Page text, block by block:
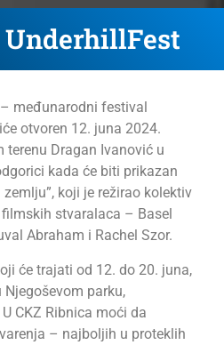
međunarodni festival
otvoren 12. juna 2024.
terenu Dragan Ivanović u
kada će biti prikazan
koji je režirao kolektiv
stvaralaca – Basel
Abraham i Rachel Szor.
će trajati od 12. do 20. juna,
parku,
CKZ Ribnica moći da
– najboljih u proteklih